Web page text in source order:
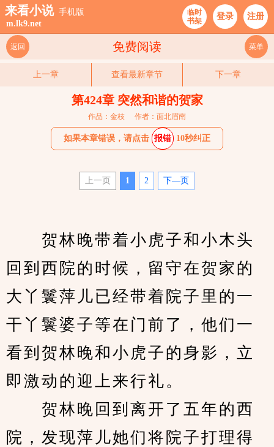
来看小说 手机版
m.lk9.net
临时
书架
登录 注册
免费阅读
返回 菜单
上一章 查看最新章节 下一章
第424章 突然和谐的贺家
作品：金枝 作者：面北眉南
如果本章错误，请点击 报错 10秒纠正
上一页 1 2 下—页
贺林晚带着小虎子和小木头
回到西院的时候，留守在贺家的
大丫鬟萍儿已经带着院子里的一
干丫鬟婆子等在门前了，他们一
看到贺林晚和小虎子的身影，立
即激动的迎上来行礼。
贺林晚回到离开了五年的西
院，发现萍儿她们将院子打理得